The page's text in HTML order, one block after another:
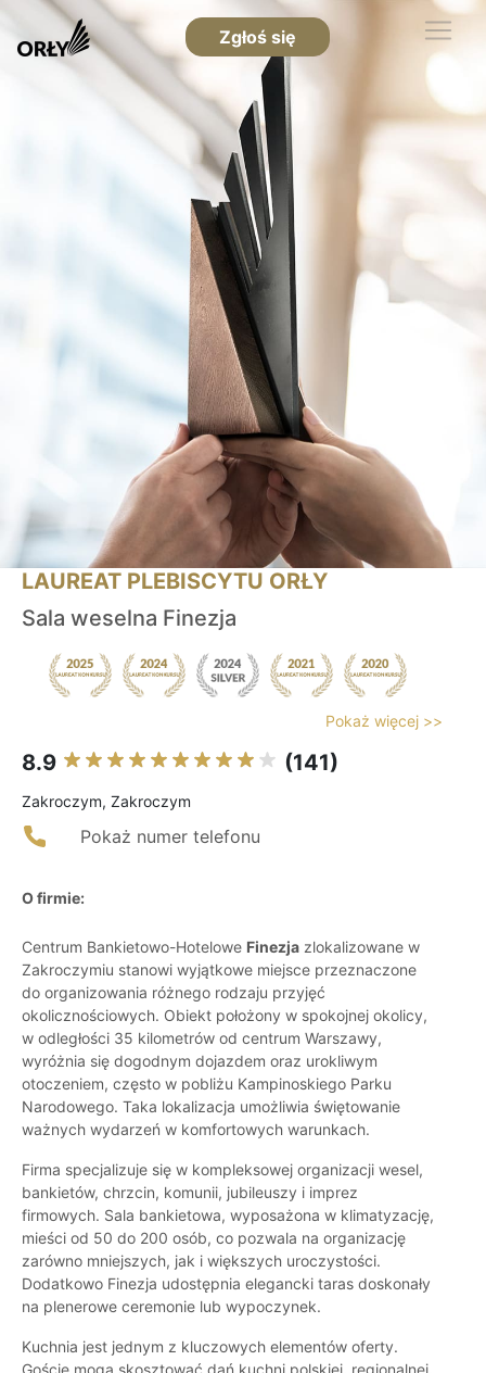
Zgłoś się
LAUREAT PLEBISCYTU ORŁY
Sala weselna Finezja
Pokaż więcej >>
8.9 (141)
Zakroczym, Zakroczym
Pokaż numer telefonu
O firmie:
Centrum Bankietowo-Hotelowe Finezja zlokalizowane w
Zakroczymiu stanowi wyjątkowe miejsce przeznaczone
do organizowania różnego rodzaju przyjęć
okolicznościowych. Obiekt położony w spokojnej okolicy,
w odległości 35 kilometrów od centrum Warszawy,
wyróżnia się dogodnym dojazdem oraz urokliwym
otoczeniem, często w pobliżu Kampinoskiego Parku
Narodowego. Taka lokalizacja umożliwia świętowanie
ważnych wydarzeń w komfortowych warunkach.
Firma specjalizuje się w kompleksowej organizacji wesel,
bankietów, chrzcin, komunii, jubileuszy i imprez
firmowych. Sala bankietowa, wyposażona w klimatyzację,
mieści od 50 do 200 osób, co pozwala na organizację
zarówno mniejszych, jak i większych uroczystości.
Dodatkowo Finezja udostępnia elegancki taras doskonały
na plenerowe ceremonie lub wypoczynek.
Kuchnia jest jednym z kluczowych elementów oferty.
Goście mogą skosztować dań kuchni polskiej, regionalnej,